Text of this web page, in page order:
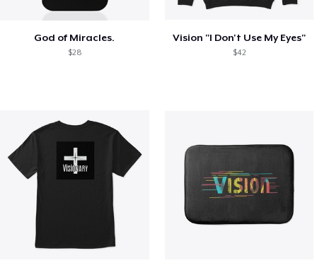
God of Miracles.
$28
Vision "I Don't Use My Eyes"
$42